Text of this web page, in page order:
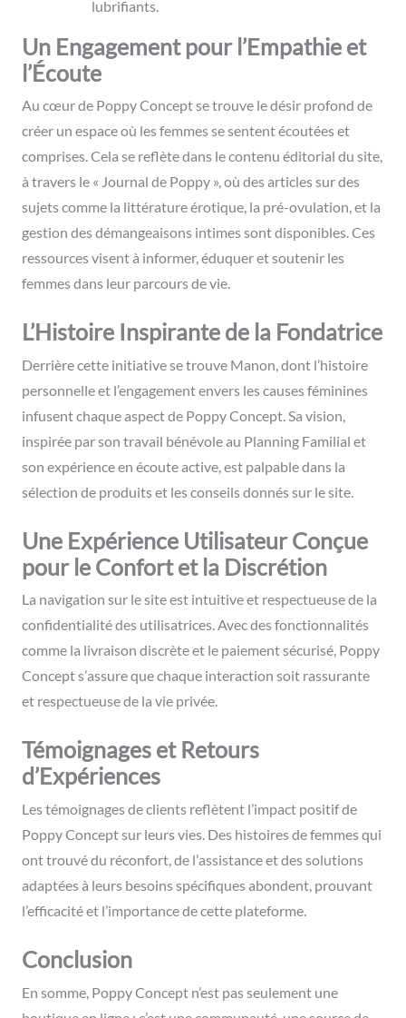
lubrifiants.
Un Engagement pour l’Empathie et
l’Écoute
Au cœur de Poppy Concept se trouve le désir profond de
créer un espace où les femmes se sentent écoutées et
comprises. Cela se reflète dans le contenu éditorial du site,
à travers le « Journal de Poppy », où des articles sur des
sujets comme la littérature érotique, la pré-ovulation, et la
gestion des démangeaisons intimes sont disponibles. Ces
ressources visent à informer, éduquer et soutenir les
femmes dans leur parcours de vie.
L’Histoire Inspirante de la Fondatrice
Derrière cette initiative se trouve Manon, dont l’histoire
personnelle et l’engagement envers les causes féminines
infusent chaque aspect de Poppy Concept. Sa vision,
inspirée par son travail bénévole au Planning Familial et
son expérience en écoute active, est palpable dans la
sélection de produits et les conseils donnés sur le site.
Une Expérience Utilisateur Conçue
pour le Confort et la Discrétion
La navigation sur le site est intuitive et respectueuse de la
confidentialité des utilisatrices. Avec des fonctionnalités
comme la livraison discrète et le paiement sécurisé, Poppy
Concept s’assure que chaque interaction soit rassurante
et respectueuse de la vie privée.
Témoignages et Retours
d’Expériences
Les témoignages de clients reflètent l’impact positif de
Poppy Concept sur leurs vies. Des histoires de femmes qui
ont trouvé du réconfort, de l’assistance et des solutions
adaptées à leurs besoins spécifiques abondent, prouvant
l’efficacité et l’importance de cette plateforme.
Conclusion
En somme, Poppy Concept n’est pas seulement une